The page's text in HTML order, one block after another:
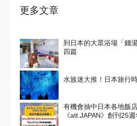
更多文章
到日本的大眾浴場「錢
四篇
水族迷大推！日本旅行
有機會抽中日本各地飯
《att.JAPAN》創刊25